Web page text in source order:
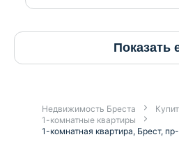
Показать
Недвижимость Бреста
1-комнатные квартиры
1-комнатная квартира, Брест,